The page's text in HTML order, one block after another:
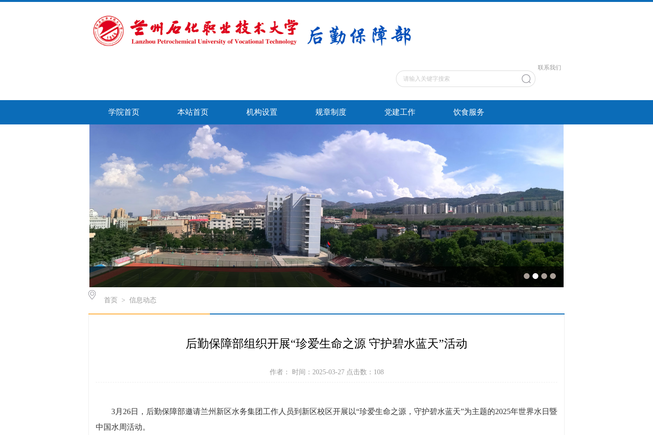
联系我们
学院首页 本站首页 机构设置 规章制度 党建工作 饮食服务
首页 > 信息动态
后勤保障部组织开展“珍爱生命之源 守护碧水蓝天”活动
作者： 时间：2025-03-27 点击数： 108
3月26日，后勤保障部邀请兰州新区水务集团工作人员到新区校区开展以“珍爱生命之源，守护碧水蓝天”为主题的2025年世界水日暨
中国水周活动。